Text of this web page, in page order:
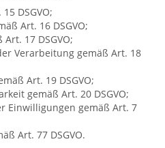
DSGVO;
Art. 16 DSGVO;
17 DSGVO;
Verarbeitung gemäß Art. 18
Art. 19 DSGVO;
gemäß Art. 20 DSGVO;
Einwilligungen gemäß Art. 7
Art. 77 DSGVO.